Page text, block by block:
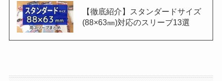
【徹底紹介】スタンダードサイズ
(88×63㎜)対応のスリーブ13選